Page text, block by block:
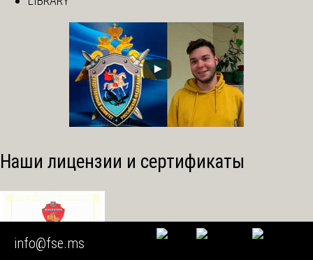
Наши лицензии и сертификаты
info@fse.ms